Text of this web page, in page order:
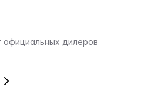
официальных дилеров